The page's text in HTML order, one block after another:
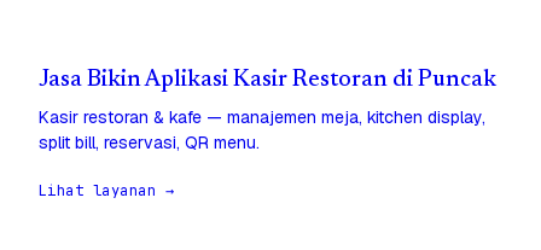
Jasa Bikin Aplikasi Kasir Restoran di Puncak
Kasir restoran & kafe — manajemen meja, kitchen display,
split bill, reservasi, QR menu.
Lihat layanan →